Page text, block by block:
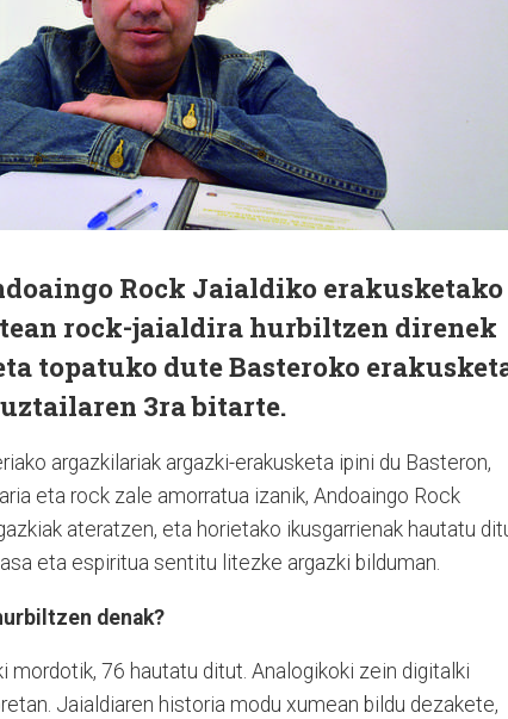
Rock Jaialdiko erakusketako
rock-jaialdira hurbiltzen direnek
topatuko dute Basteroko
3ra bitarte.
argazkilariak argazki-erakusketa ipini du Basteron,
eta rock zale amorratua izanik, Andoaingo Rock
ateratzen, eta horietako ikusgarrienak hautatu
eta espiritua sentitu litezke argazki bilduman.
denak?
mordotik, 76 hautatu ditut. Analogikoki zein digitalki
Jaialdiaren historia modu xumean bildu dezakete,